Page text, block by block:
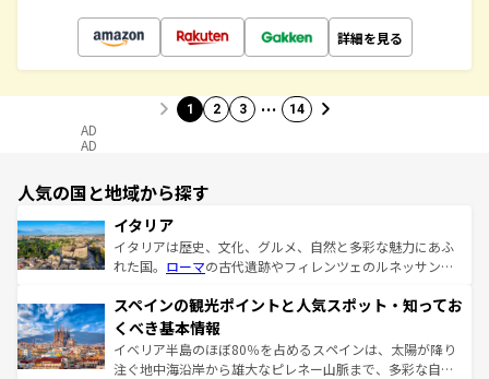
詳細を見る
1 2 3 … 14
AD
AD
人気の国と地域から探す
イタリア
イタリアは歴史、文化、グルメ、自然と多彩な魅力にあふ
れた国。 ローマの古代遺跡やフィレンツェのルネッサンス
ろん、トスカーナの美しい田園風景やアマルフィ海岸の絶
景など、自然景観も見逃せない。観光の合間には、本場の
ピザやパスタなど、絶品のイタリア料理を堪能することも
できる。朝目覚めてから夜眠るまで、すべての瞬間を楽し
スペインの観光ポイントと人気スポット・知ってお
くべき基本情報
イベリア半島のほぼ80％を占めるスペインは、太陽が降り
注ぐ地中海沿岸から雄大なピレネー山脈まで、多彩な自然